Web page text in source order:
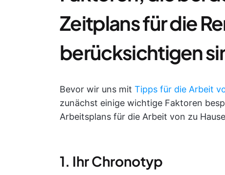
Zeitplans für die
berücksichtigen
Bevor wir uns mit Tipps für die Arbeit
zunächst einige wichtige Faktoren
Arbeitsplans für die Arbeit von zu
1. Ihr Chronotyp